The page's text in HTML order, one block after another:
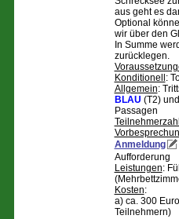
aus geht es
Optional
wir über den
In Summe
zurücklegen.
Konditionell :
Allgemein:
BLAU (T2)
Passagen
Anmeldung
Aufforderung
Leistungen:
Kosten:
a) ca. 300
Teilnehmern)